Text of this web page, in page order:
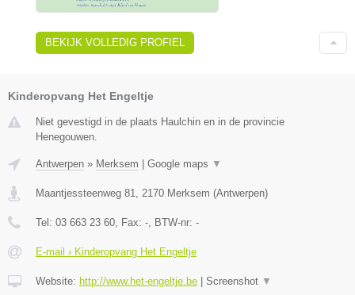
BEKIJK VOLLEDIG PROFIEL
Kinderopvang Het Engeltje
Niet gevestigd in de plaats Haulchin en in de provincie
Henegouwen.
Antwerpen » Merksem Google maps ▼
Maantjessteenweg 81, 2170 Merksem (Antwerpen)
Tel: 03 663 23 60, Fax: -, BTW-nr: -
E-mail › Kinderopvang Het Engeltje
Website: http://www.het-engeltje.be Screenshot ▼